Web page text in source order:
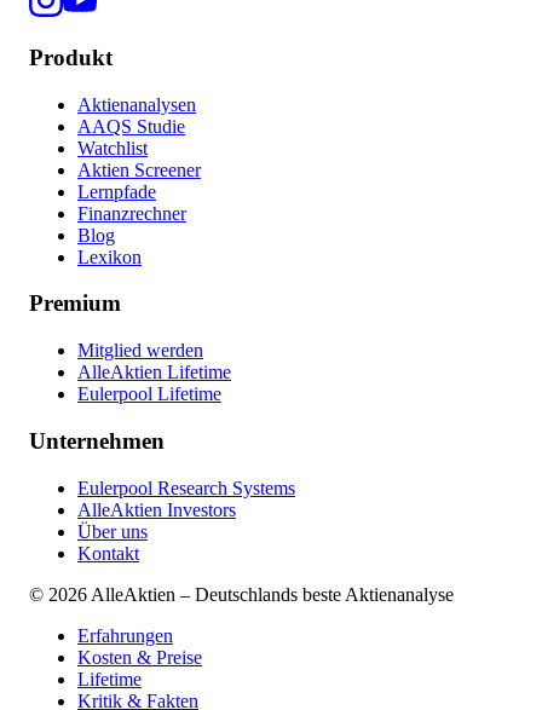
Produkt
Aktienanalysen
AAQS Studie
Watchlist
Aktien Screener
Lernpfade
Finanzrechner
Blog
Lexikon
Premium
Mitglied werden
AlleAktien Lifetime
Eulerpool Lifetime
Unternehmen
Eulerpool Research Systems
AlleAktien Investors
Über uns
Kontakt
© 2026 AlleAktien – Deutschlands beste Aktienanalyse
Erfahrungen
Kosten & Preise
Lifetime
Kritik & Fakten